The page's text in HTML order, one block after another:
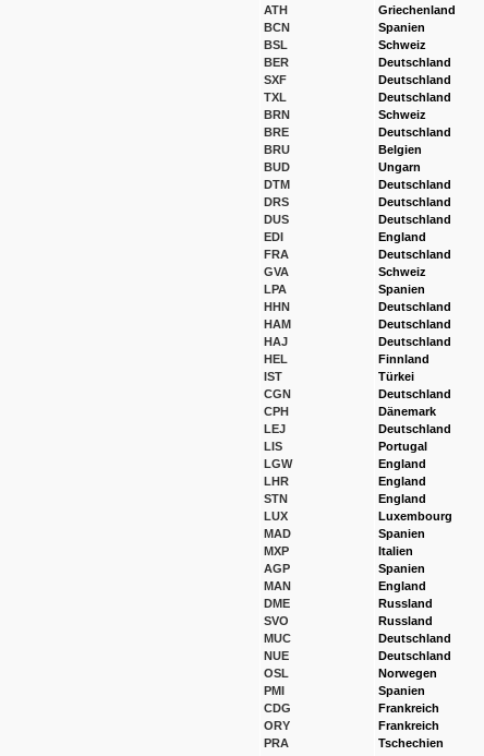
ATH
BCN
BSL
BER
SXF
TXL
BRN
BRE
BRU
BUD
DTM
DRS
DUS
EDI
FRA
GVA
LPA
HHN
HAM
HAJ
HEL
IST
CGN
CPH
LEJ
LIS
LGW
LHR
STN
LUX
MAD
MXP
AGP
MAN
DME
SVO
MUC
NUE
OSL
PMI
CDG
ORY
PRA
Griechenland
Spanien
Schweiz
Deutschland
Deutschland
Deutschland
Schweiz
Deutschland
Belgien
Ungarn
Deutschland
Deutschland
Deutschland
England
Deutschland
Schweiz
Spanien
Deutschland
Deutschland
Deutschland
Finnland
Türkei
Deutschland
Dänemark
Deutschland
Portugal
England
England
England
Luxembourg
Spanien
Italien
Spanien
England
Russland
Russland
Deutschland
Deutschland
Norwegen
Spanien
Frankreich
Frankreich
Tschechien